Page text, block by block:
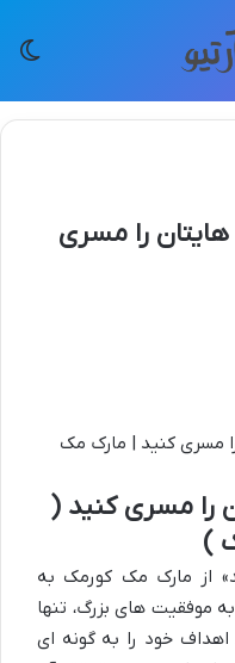
را مسری
را مسری کنید (
)
از مارک مک کورمک به
موفقیت های بزرگ، تنها
خود را به گونه ای